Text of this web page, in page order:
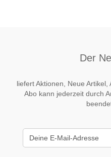
Der
liefert Aktionen, Neue
Abo kann jederzeit durch